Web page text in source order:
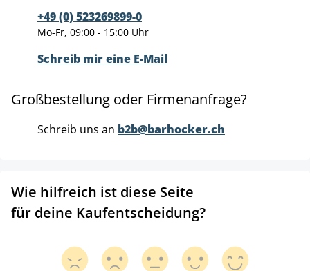
+49 (0) 523269899-0
Mo-Fr, 09:00 - 15:00 Uhr
Schreib mir eine E-Mail
Großbestellung oder Firmenanfrage?
Schreib uns an b2b@barhocker.ch
Wie hilfreich ist diese Seite
für deine Kaufentscheidung?